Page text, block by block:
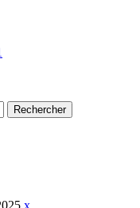
x